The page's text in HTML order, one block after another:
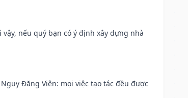
nếu quý bạn có ý định xây dựng nhà
Đăng Viên: mọi việc tạo tác đều được